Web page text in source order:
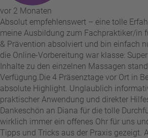
vor 2 Monaten
Absolut empfehlenswert – eine tolle
meine Ausbildung zum Fachpraktiker/in
& Prävention absolviert und bin einfach
die Online-Vorbereitung war klasse:
Inhalte zu den einzelnen Massagen
Verfügung. ​Die 4 Präsenztage vor Ort in
absolute Highlight. Unglaublich
praktischer Anwendung und direkter
Dankeschön an Diana für die tolle
wirklich immer ein offenes Ohr für uns
Tipps und Tricks aus der Praxis gezeigt.